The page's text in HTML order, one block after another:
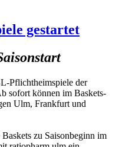
gestartet
Pflichtheimspiele der
sofort können im Baskets-
Ulm, Frankfurt und
zu Saisonbeginn im